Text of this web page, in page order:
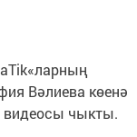
Вәлиева көенә
видеосы чыкты.